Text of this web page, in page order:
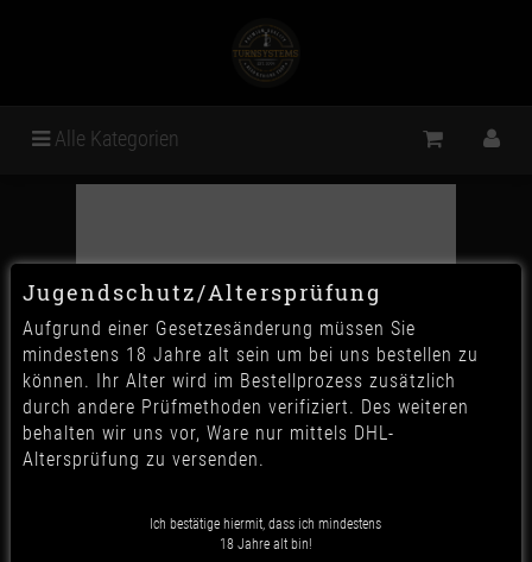
Alle Kategorien
Jugendschutz/Altersprüfung
Aufgrund einer Gesetzesänderung müssen Sie
mindestens 18 Jahre alt sein um bei uns bestellen zu
können. Ihr Alter wird im Bestellprozess zusätzlich
durch andere Prüfmethoden verifiziert. Des weiteren
behalten wir uns vor, Ware nur mittels DHL-
Altersprüfung zu versenden.
Ich bestätige hiermit, dass ich mindestens
18 Jahre alt bin!